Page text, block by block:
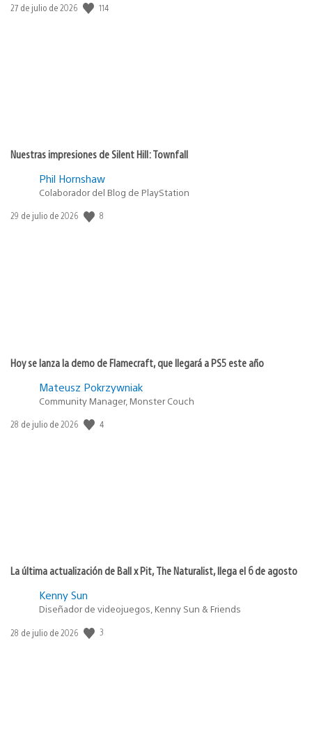
Fecha
27 de julio de 2026 114
Nuestras impresiones de Silent Hill: Townfall
Phil Hornshaw
Colaborador del Blog de PlayStation
Fecha
29 de julio de 2026 8
Hoy se lanza la demo de Flamecraft, que llegará a PS5 este año
Mateusz Pokrzywniak
Community Manager, Monster Couch
Fecha
28 de julio de 2026 4
La última actualización de Ball x Pit, The Naturalist, llega el 6 de agosto
Kenny Sun
Diseñador de videojuegos, Kenny Sun & Friends
Fecha
28 de julio de 2026 3